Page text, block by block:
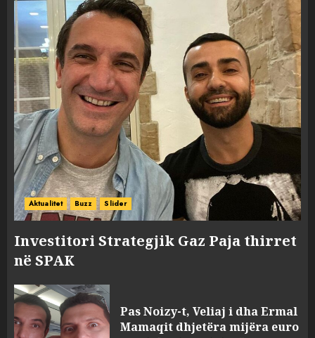
Aktualitet Buzz Slider
Investitori Strategjik Gaz Paja thirret
në SPAK
Pas Noizy-t, Veliaj i dha Ermal
Mamaqit dhjetëra mijëra euro